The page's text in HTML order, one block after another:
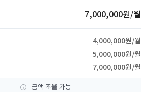
7,000,000원/월
4,000,000원/월
5,000,000원/월
7,000,000원/월
금액 조율 가능